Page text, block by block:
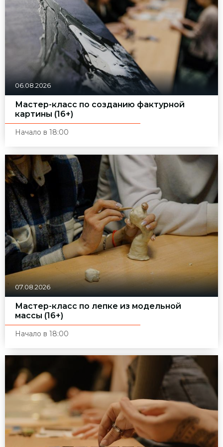
06.08.2026
Мастер-класс по созданию фактурной
картины (16+)
Начало в 18:00
07.08.2026
Мастер-класс по лепке из модельной
массы (16+)
Начало в 18:00